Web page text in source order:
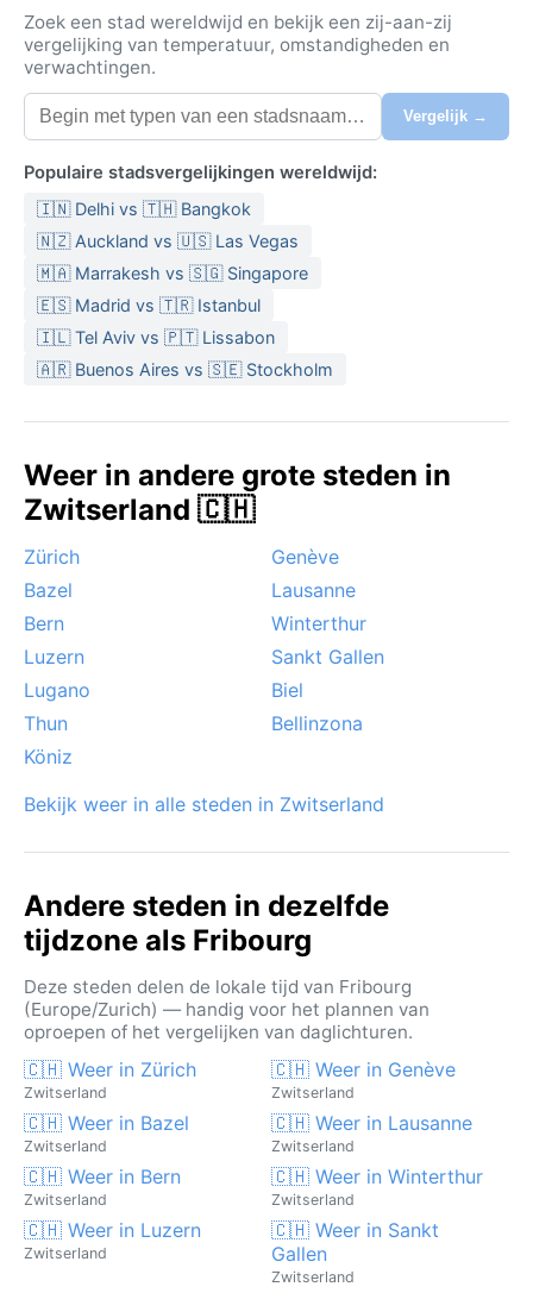
Zoek een stad wereldwijd en bekijk een zij-aan-zij
vergelijking van temperatuur, omstandigheden en
verwachtingen.
Vergelijk →
Populaire stadsvergelijkingen wereldwijd:
🇮🇳 Delhi vs 🇹🇭 Bangkok
🇳🇿 Auckland vs 🇺🇸 Las Vegas
🇲🇦 Marrakesh vs 🇸🇬 Singapore
🇪🇸 Madrid vs 🇹🇷 Istanbul
🇮🇱 Tel Aviv vs 🇵🇹 Lissabon
🇦🇷 Buenos Aires vs 🇸🇪 Stockholm
Weer in andere grote steden in
Zwitserland 🇨🇭
Zürich
Genève
Bazel
Lausanne
Bern
Winterthur
Luzern
Sankt Gallen
Lugano
Biel
Thun
Bellinzona
Köniz
Bekijk weer in alle steden in Zwitserland
Andere steden in dezelfde
tijdzone als Fribourg
Deze steden delen de lokale tijd van Fribourg
(Europe/Zurich) — handig voor het plannen van
oproepen of het vergelijken van daglichturen.
🇨🇭 Weer in Zürich
Zwitserland
🇨🇭 Weer in Genève
Zwitserland
🇨🇭 Weer in Bazel
Zwitserland
🇨🇭 Weer in Lausanne
Zwitserland
🇨🇭 Weer in Bern
Zwitserland
🇨🇭 Weer in Winterthur
Zwitserland
🇨🇭 Weer in Luzern
Zwitserland
🇨🇭 Weer in Sankt
Gallen
Zwitserland